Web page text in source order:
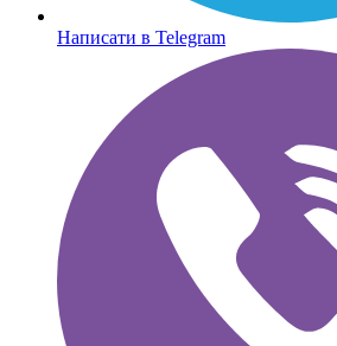
Написати в Telegram